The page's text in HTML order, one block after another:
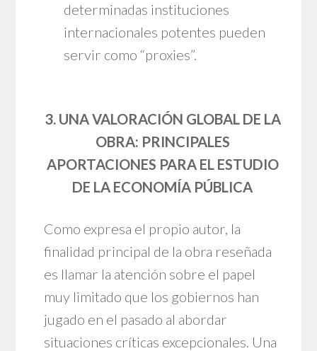
determinadas instituciones
internacionales potentes pueden
servir como “proxies”.
3. UNA VALORACIÓN GLOBAL DE LA
OBRA: PRINCIPALES
APORTACIONES PARA EL ESTUDIO
DE LA ECONOMÍA PÚBLICA
Como expresa el propio autor, la
finalidad principal de la obra reseñada
es llamar la atención sobre el papel
muy limitado que los gobiernos han
jugado en el pasado al abordar
situaciones críticas excepcionales. Una